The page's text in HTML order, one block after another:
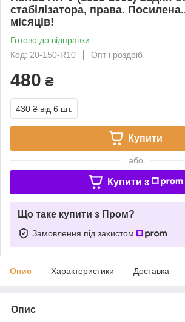
стабілізатора, права.
місяців!
Готово до відправки
Код: 20-150-R10
Опт і роздріб
480 ₴
430 ₴ від 6 шт.
Купити
або
Купити з
Що таке купити з Пром?
Замовлення під захистом
Опис Характеристики Доставка
Опис